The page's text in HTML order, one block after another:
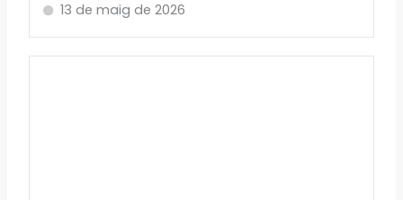
13 de maig de 2026